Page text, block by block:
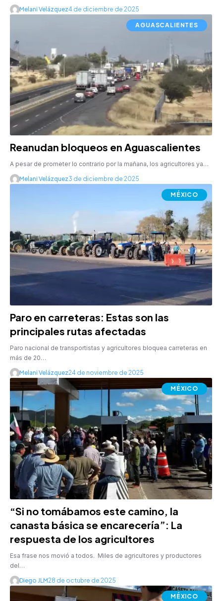
Melani Velázquez4 de diciembre de 2025
AGUASCALIENTES
Reanudan bloqueos en Aguascalientes
A pesar de prometer lo contrario por la mañana, los agricultores ya…
Melani Velázquez3 de diciembre de 2025
MÉXICO
Paro en carreteras: Estas son las
principales rutas afectadas
Paro nacional de transportistas y agricultores bloquea carreteras en
más de 20…
Melani Velázquez24 de noviembre de 2025
MÉXICO
“Si no tomábamos este camino, la
canasta básica se encarecería”: La
respuesta de los agricultores
Esa frase nos movió a todos. Miles de agricultores y productores
del…
Diego JLM28 de octubre de 2025
MÉXICO